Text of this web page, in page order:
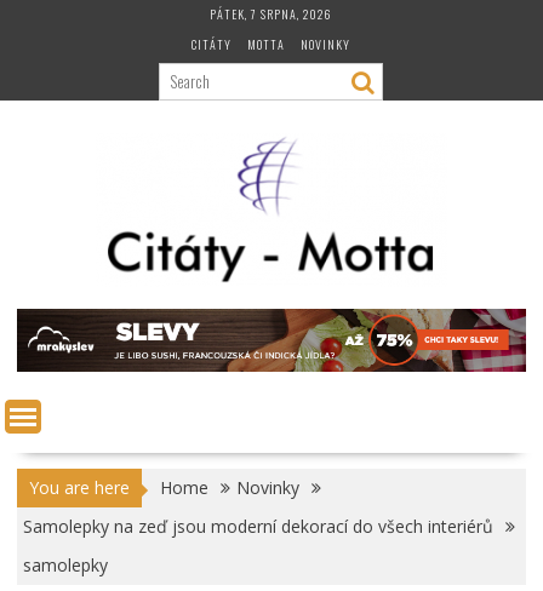
PÁTEK, 7 SRPNA, 2026
CITÁTY
MOTTA NOVINKY
You are here Home
Novinky
Samolepky na zeď jsou moderní dekorací do všech interiérů
samolepky